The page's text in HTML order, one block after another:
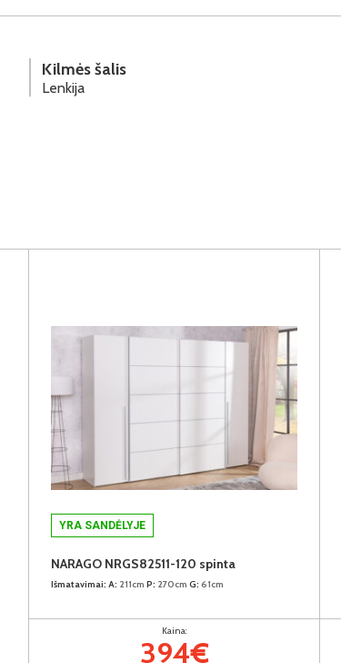
Kilmės šalis
Lenkija
YRA SANDĖLYJE
NARAGO NRGS82511-120 spinta
Išmatavimai: A: 211cm P: 270cm G: 61cm
Kaina:
394€